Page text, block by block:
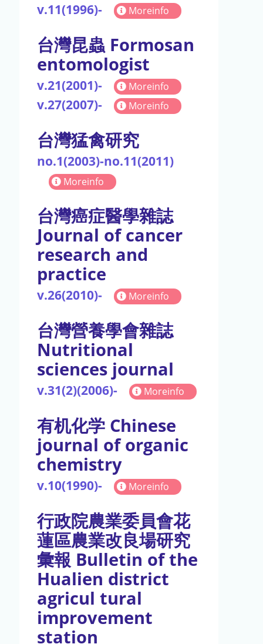
v.11(1996)- Moreinfo
台灣昆蟲 Formosan
entomologist
v.21(2001)- Moreinfo
v.27(2007)- Moreinfo
台灣猛禽研究
no.1(2003)-no.11(2011)
Moreinfo
台灣癌症醫學雜誌
Journal of cancer
research and
practice
v.26(2010)- Moreinfo
台灣營養學會雜誌
Nutritional
sciences journal
v.31(2)(2006)- Moreinfo
有机化学 Chinese
journal of organic
chemistry
v.10(1990)- Moreinfo
行政院農業委員會花
蓮區農業改良場研究
彙報 Bulletin of the
Hualien district
agricul tural
improvement
station